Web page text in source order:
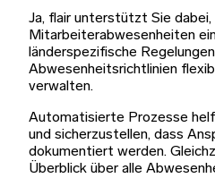
Ja, flair unterstützt Sie
Mitarbeiterabwesenheiten
länderspezifische
Abwesenheitsrichtlinien
verwalten.
Automatisierte Prozesse
und sicherzustellen, dass
dokumentiert werden.
Überblick über alle